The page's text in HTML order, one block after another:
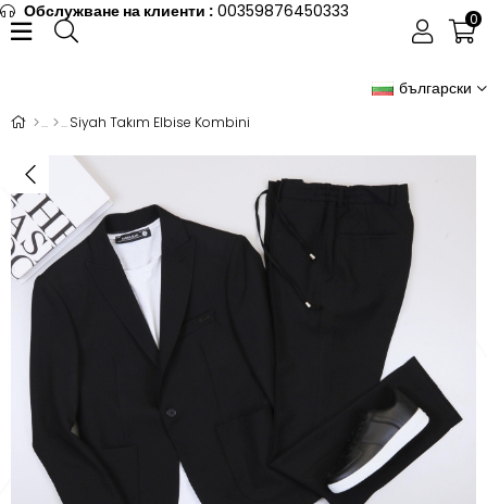
Обслужване на клиенти : 00359876450333
български
0
Siyah Takım Elbise Kombini